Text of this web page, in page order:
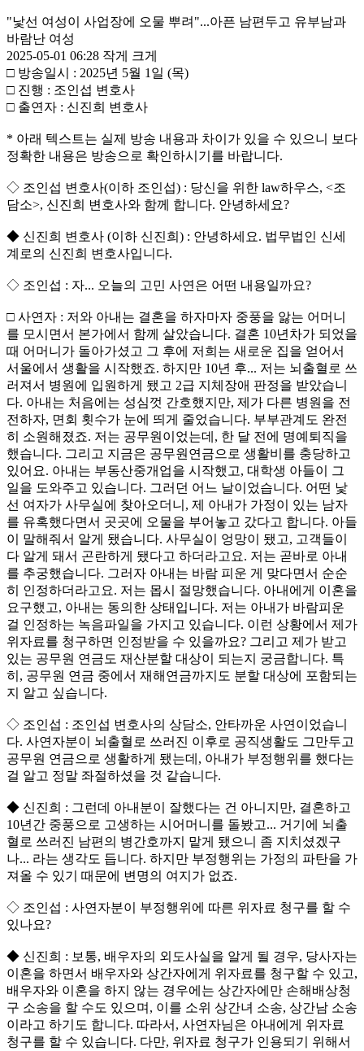
"낯선 여성이 사업장에 오물 뿌려"...아픈 남편두고 유부남과
바람난 여성
2025-05-01 06:28 작게
크게
□ 방송일시 : 2025년 5월 1일 (목)
□ 진행 : 조인섭 변호사
□ 출연자 : 신진희 변호사
* 아래 텍스트는 실제 방송 내용과 차이가 있을 수 있으니 보다
정확한 내용은 방송으로 확인하시기를 바랍니다.
◇ 조인섭 변호사(이하 조인섭) : 당신을 위한 law하우스, <조
담소>, 신진희 변호사와 함께 합니다. 안녕하세요?
◆ 신진희 변호사 (이하 신진희) : 안녕하세요. 법무법인 신세
계로의 신진희 변호사입니다.
◇ 조인섭 : 자... 오늘의 고민 사연은 어떤 내용일까요?
□ 사연자 : 저와 아내는 결혼을 하자마자 중풍을 앓는 어머니
를 모시면서 본가에서 함께 살았습니다. 결혼 10년차가 되었을
때 어머니가 돌아가셨고 그 후에 저희는 새로운 집을 얻어서
서울에서 생활을 시작했죠. 하지만 10년 후... 저는 뇌출혈로 쓰
러져서 병원에 입원하게 됐고 2급 지체장애 판정을 받았습니
다. 아내는 처음에는 성심껏 간호했지만, 제가 다른 병원을 전
전하자, 면회 횟수가 눈에 띄게 줄었습니다. 부부관계도 완전
히 소원해졌죠. 저는 공무원이었는데, 한 달 전에 명예퇴직을
했습니다. 그리고 지금은 공무원연금으로 생활비를 충당하고
있어요. 아내는 부동산중개업을 시작했고, 대학생 아들이 그
일을 도와주고 있습니다. 그러던 어느 날이었습니다. 어떤 낯
선 여자가 사무실에 찾아오더니, 제 아내가 가정이 있는 남자
를 유혹했다면서 곳곳에 오물을 부어놓고 갔다고 합니다. 아들
이 말해줘서 알게 됐습니다. 사무실이 엉망이 됐고, 고객들이
다 알게 돼서 곤란하게 됐다고 하더라고요. 저는 곧바로 아내
를 추궁했습니다. 그러자 아내는 바람 피운 게 맞다면서 순순
히 인정하더라고요. 저는 몹시 절망했습니다. 아내에게 이혼을
요구했고, 아내는 동의한 상태입니다. 저는 아내가 바람피운
걸 인정하는 녹음파일을 가지고 있습니다. 이런 상황에서 제가
위자료를 청구하면 인정받을 수 있을까요? 그리고 제가 받고
있는 공무원 연금도 재산분할 대상이 되는지 궁금합니다. 특
히, 공무원 연금 중에서 재해연금까지도 분할 대상에 포함되는
지 알고 싶습니다.
◇ 조인섭 : 조인섭 변호사의 상담소, 안타까운 사연이었습니
다. 사연자분이 뇌출혈로 쓰러진 이후로 공직생활도 그만두고
공무원 연금으로 생활하게 됐는데, 아내가 부정행위를 했다는
걸 알고 정말 좌절하셨을 것 같습니다.
◆ 신진희 : 그런데 아내분이 잘했다는 건 아니지만, 결혼하고
10년간 중풍으로 고생하는 시어머니를 돌봤고... 거기에 뇌출
혈로 쓰러진 남편의 병간호까지 맡게 됐으니 좀 지치셨겠구
나... 라는 생각도 듭니다. 하지만 부정행위는 가정의 파탄을 가
져올 수 있기 때문에 변명의 여지가 없죠.
◇ 조인섭 : 사연자분이 부정행위에 따른 위자료 청구를 할 수
있나요?
◆ 신진희 : 보통, 배우자의 외도사실을 알게 될 경우, 당사자는
이혼을 하면서 배우자와 상간자에게 위자료를 청구할 수 있고,
배우자와 이혼을 하지 않는 경우에는 상간자에만 손해배상청
구 소송을 할 수도 있으며, 이를 소위 상간녀 소송, 상간남 소송
이라고 하기도 합니다. 따라서, 사연자님은 아내에게 위자료
청구를 할 수 있습니다. 다만, 위자료 청구가 인용되기 위해서